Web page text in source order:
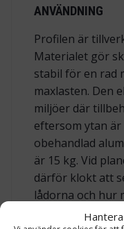
ANVÄNDNING
Profilen är
Materialet gör
stabil för en rad
maxlasten. Den
miljöer där
eftersom ytan
obehandlad
är 15 kg. Vid
därför klokt att
lådorna och hur
Skruv, små